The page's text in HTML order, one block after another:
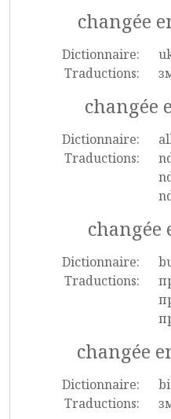
changée
Dictionnaire:
Traductions:
changée
Dictionnaire:
Traductions:
changée
Dictionnaire:
Traductions:
changée
Dictionnaire:
Traductions: